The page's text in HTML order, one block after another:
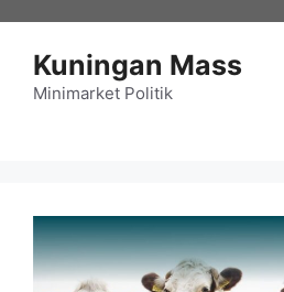
Kuningan Mass
Minimarket Politik